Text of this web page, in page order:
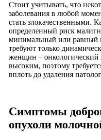
Стоит учитывать, что
заболевания в любой
стать злокачественными.
определенный риск
минимальный или равный
требуют только
женщин – онкологический
высоким, поэтому
вплоть до удаления
Симптомы
опухоли